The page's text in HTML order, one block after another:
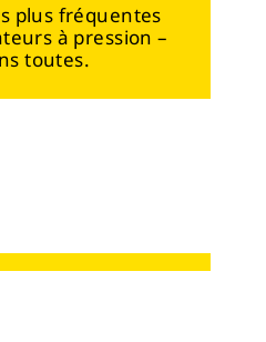
plus fréquentes
à pression –
toutes.